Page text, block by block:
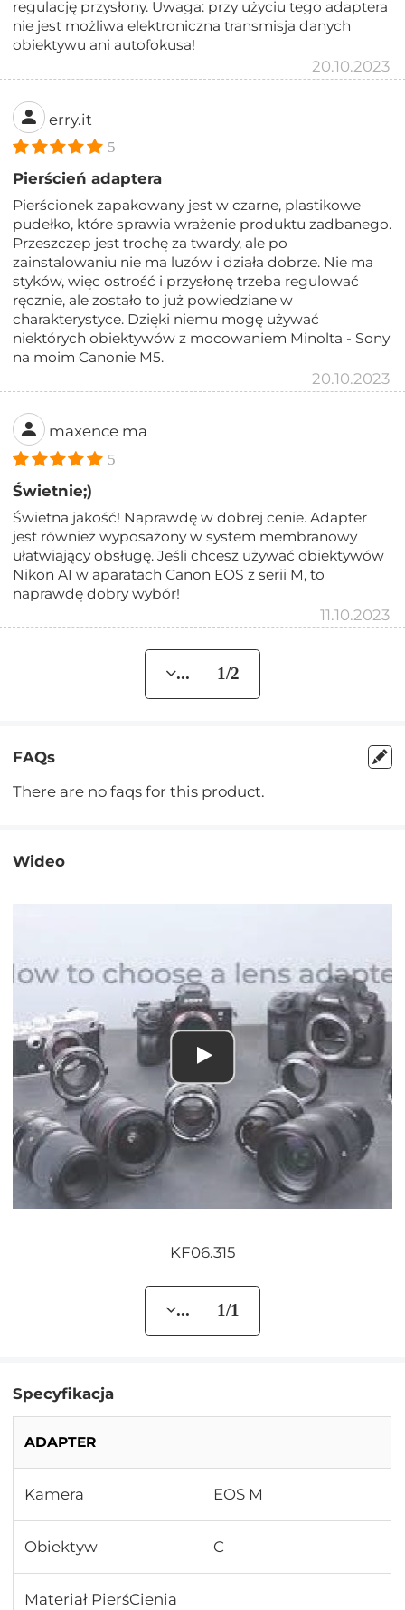
regulację przysłony. Uwaga: przy użyciu tego adaptera
nie jest możliwa elektroniczna transmisja danych
obiektywu ani autofokusa!
20.10.2023
erry.it
5
Pierścień adaptera
Pierścionek zapakowany jest w czarne, plastikowe
pudełko, które sprawia wrażenie produktu zadbanego.
Przeszczep jest trochę za twardy, ale po
zainstalowaniu nie ma luzów i działa dobrze. Nie ma
styków, więc ostrość i przysłonę trzeba regulować
ręcznie, ale zostało to już powiedziane w
charakterystyce. Dzięki niemu mogę używać
niektórych obiektywów z mocowaniem Minolta - Sony
na moim Canonie M5.
20.10.2023
maxence ma
5
Świetnie;)
Świetna jakość! Naprawdę w dobrej cenie. Adapter
jest również wyposażony w system membranowy
ułatwiający obsługę. Jeśli chcesz używać obiektywów
Nikon AI w aparatach Canon EOS z serii M, to
naprawdę dobry wybór!
11.10.2023
... 1/2
FAQs
There are no faqs for this product.
Wideo
KF06.315
... 1/1
Specyfikacja
ADAPTER
Kamera EOS M
Obiektyw C
Materiał PierśCienia